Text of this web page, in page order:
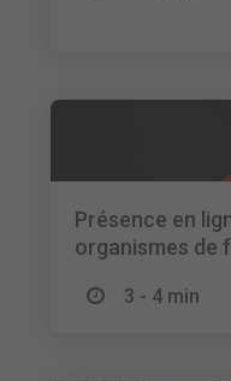
Présence en
organismes de
3 - 4 min